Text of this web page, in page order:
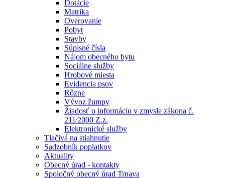
Dotácie
Matrika
Overovanie
Pobyt
Stavby
Súpisné čísla
Nájom obecného bytu
Sociálne služby
Hrobové miesta
Evidencia psov
Rôzne
Vývoz žumpy
Žiadosť o informáciu v zmysle zákona č.
211⁄2000 Z.z.
Elektronické služby
Tlačivá na stiahnutie
Sadzobník poplatkov
Aktuality
Obecný úrad - kontakty
Spoločný obecný úrad Trnava